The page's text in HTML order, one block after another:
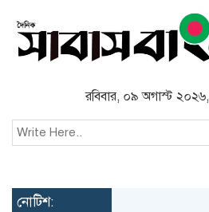
রবিবার, ০৯ অগাস্ট ২০২৬,
নোটিশ: